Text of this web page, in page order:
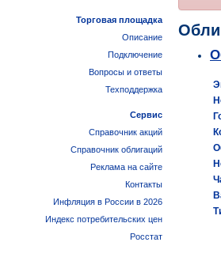
Торговая площадка
Описание
Подключение
Вопросы и ответы
Техподдержка
Сервис
Справочник акций
Справочник облигаций
Реклама на сайте
Контакты
Инфляция в России в 2026
Индекс потребительских цен
Росстат